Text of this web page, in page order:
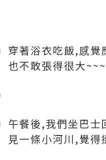
穿著浴衣吃飯,感覺
也不敢張得很大~~~
午餐後,我們坐巴士
見一條小河川,覺得